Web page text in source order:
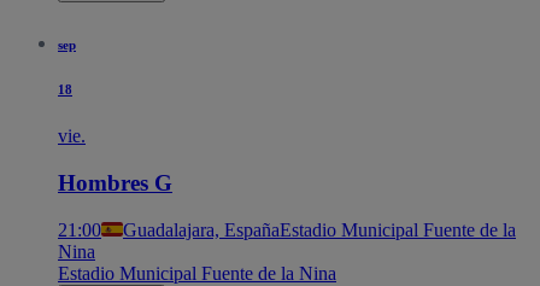
sep
18
vie.
Hombres G
21:00 Guadalajara, EspañaEstadio Municipal Fuente de la
Nina
Estadio Municipal Fuente de la Nina